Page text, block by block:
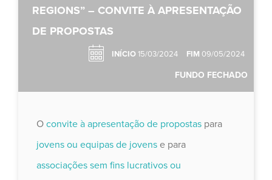
REGIONS” – CONVITE À APRESENTAÇÃO
DE PROPOSTAS
INÍCIO 15/03/2024 FIM 09/05/2024
FUNDO FECHADO
O convite à apresentação de propostas para
jovens ou equipas de jovens e para
associações sem fins lucrativos ou